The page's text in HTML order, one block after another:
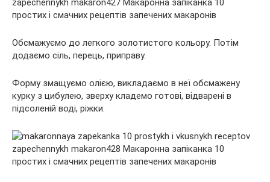
Обсмажуємо до легкого золотистого кольору. Потім
додаємо сіль, перець, приправу.
Форму змащуємо олією, викладаємо в неї обсмажену
курку з цибулею, зверху кладемо готові, відварені в
підсоленій воді, ріжки.